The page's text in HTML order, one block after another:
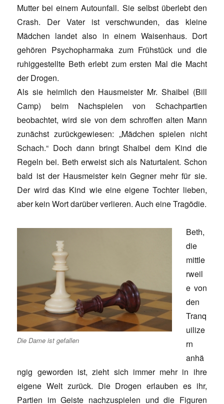
Mutter bei einem Autounfall. Sie selbst überlebt den
Crash. Der Vater ist verschwunden, das kleine
Mädchen landet also in einem Waisenhaus. Dort
gehören Psychopharmaka zum Frühstück und die
ruhiggestellte Beth erlebt zum ersten Mal die Macht
der Drogen.
Als sie heimlich den Hausmeister Mr. Shaibel (Bill
Camp) beim Nachspielen von Schachpartien
beobachtet, wird sie von dem schroffen alten Mann
zunächst zurückgewiesen: „Mädchen spielen nicht
Schach.“ Doch dann bringt Shaibel dem Kind die
Regeln bei. Beth erweist sich als Naturtalent. Schon
bald ist der Hausmeister kein Gegner mehr für sie.
Der wird das Kind wie eine eigene Tochter lieben,
aber kein Wort darüber verlieren. Auch eine Tragödie.
Die Dame ist gefallen
Beth,
die
mittle
rweil
e von
den
Tranq
uilize
rn
anhä
ngig geworden ist, zieht sich immer mehr in ihre
eigene Welt zurück. Die Drogen erlauben es ihr,
Partien im Geiste nachzuspielen und die Figuren